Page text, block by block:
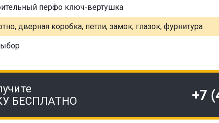
перфо ключ-вертушка
дверная коробка, петли, замок, глазок, фурнитура
БЕСПЛАТНО
+7